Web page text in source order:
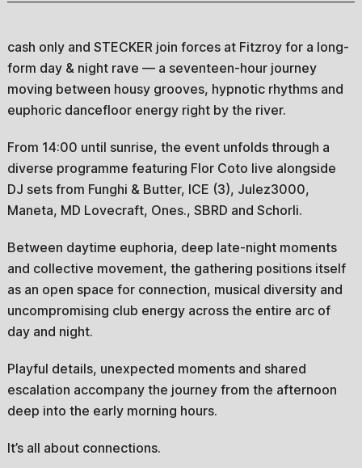
cash only and STECKER join forces at Fitzroy for a long-
form day & night rave — a seventeen-hour journey
moving between housy grooves, hypnotic rhythms and
euphoric dancefloor energy right by the river.
From 14:00 until sunrise, the event unfolds through a
diverse programme featuring Flor Coto live alongside
DJ sets from Funghi & Butter, ICE (3), Julez3000,
Maneta, MD Lovecraft, Ones., SBRD and Schorli.
Between daytime euphoria, deep late-night moments
and collective movement, the gathering positions itself
as an open space for connection, musical diversity and
uncompromising club energy across the entire arc of
day and night.
Playful details, unexpected moments and shared
escalation accompany the journey from the afternoon
deep into the early morning hours.
It’s all about connections.